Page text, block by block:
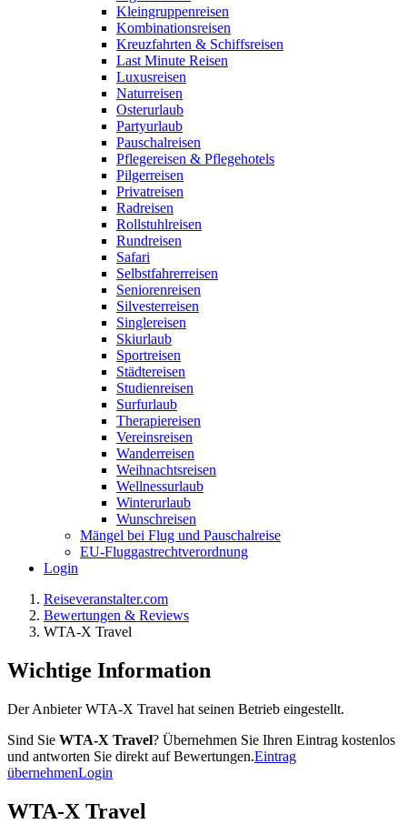
Kleingruppenreisen
Kombinationsreisen
Kreuzfahrten & Schiffsreisen
Last Minute Reisen
Luxusreisen
Naturreisen
Osterurlaub
Partyurlaub
Pauschalreisen
Pflegereisen & Pflegehotels
Pilgerreisen
Privatreisen
Radreisen
Rollstuhlreisen
Rundreisen
Safari
Selbstfahrerreisen
Seniorenreisen
Silvesterreisen
Singlereisen
Skiurlaub
Sportreisen
Städtereisen
Studienreisen
Surfurlaub
Therapiereisen
Vereinsreisen
Wanderreisen
Weihnachtsreisen
Wellnessurlaub
Winterurlaub
Wunschreisen
Mängel bei Flug und Pauschalreise
EU-Fluggastrechtverordnung
Login
Reiseveranstalter.com
Bewertungen & Reviews
WTA-X Travel
Wichtige Information
Der Anbieter WTA-X Travel hat seinen Betrieb eingestellt.
Sind Sie WTA-X Travel? Übernehmen Sie Ihren Eintrag kostenlos
und antworten Sie direkt auf Bewertungen.Eintrag
übernehmenLogin
WTA-X Travel